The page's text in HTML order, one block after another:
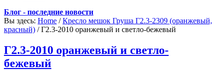
Блог - последние новости
Вы здесь: Home / Кресло мешок Груша Г2.3-2309 (оранжевый,
красный) / Г2.3-2010 оранжевый и светло-бежевый
Г2.3-2010 оранжевый и светло-
бежевый